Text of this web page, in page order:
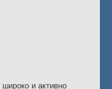
и активно